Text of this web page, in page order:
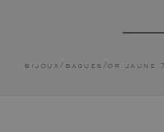
bijoux / bagues / or jaune